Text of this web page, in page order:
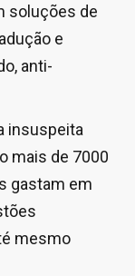
soluções de
e
anti-
insuspeita
mais de 7000
gastam em
mesmo